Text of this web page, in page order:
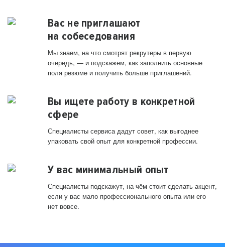
Вас не приглашают
на собеседования
Мы знаем, на что смотрят рекрутеры в первую
очередь, — и подскажем, как заполнить основные
поля резюме и получить больше приглашений.
Вы ищете работу в конкретной
сфере
Специалисты сервиса дадут совет, как выгоднее
упаковать свой опыт для конкретной профессии.
У вас минимальный опыт
Специалисты подскажут, на чём стоит сделать акцент,
если у вас мало профессионального опыта или его
нет вовсе.